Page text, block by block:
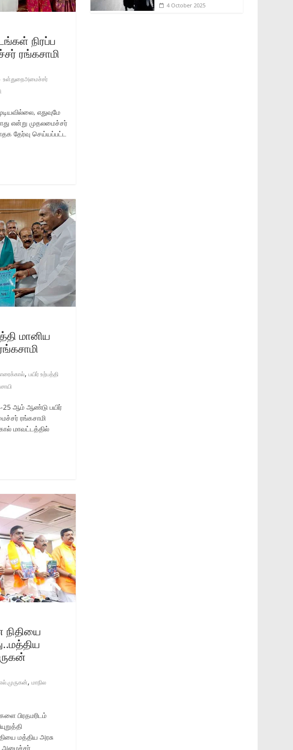
நிரப்ப
ரங்கசாமி
உள்துறைஅமைச்சர்
எதுவுமே
என்று முதலமைச்சர்
தேர்வு செய்யப்பட்ட
மானிய
,பயிர் உற்பத்தி
25 ஆம் ஆண்டு பயிர்
ரங்கசாமி
மாவட்டத்தில்
நிதியை
,மாநில
பிரதமரிடம்
மத்திய அரசு
அமைச்சர்
4 October 2025